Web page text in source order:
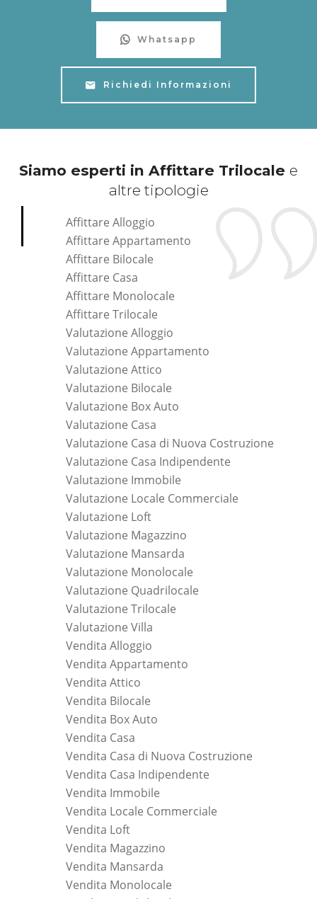
Whatsapp
Richiedi Informazioni
Siamo esperti in Affittare Trilocale e
altre tipologie
Affittare Alloggio
Affittare Appartamento
Affittare Bilocale
Affittare Casa
Affittare Monolocale
Affittare Trilocale
Valutazione Alloggio
Valutazione Appartamento
Valutazione Attico
Valutazione Bilocale
Valutazione Box Auto
Valutazione Casa
Valutazione Casa di Nuova Costruzione
Valutazione Casa Indipendente
Valutazione Immobile
Valutazione Locale Commerciale
Valutazione Loft
Valutazione Magazzino
Valutazione Mansarda
Valutazione Monolocale
Valutazione Quadrilocale
Valutazione Trilocale
Valutazione Villa
Vendita Alloggio
Vendita Appartamento
Vendita Attico
Vendita Bilocale
Vendita Box Auto
Vendita Casa
Vendita Casa di Nuova Costruzione
Vendita Casa Indipendente
Vendita Immobile
Vendita Locale Commerciale
Vendita Loft
Vendita Magazzino
Vendita Mansarda
Vendita Monolocale